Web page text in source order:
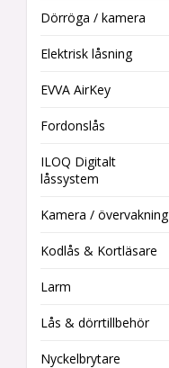
Dörröga / kamera
Elektrisk låsning
EVVA AirKey
Fordonslås
ILOQ Digitalt
låssystem
Kamera / övervakning
Kodlås & Kortläsare
Larm
Lås & dörrtillbehör
Nyckelbrytare